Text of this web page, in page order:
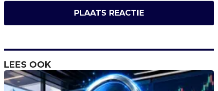
PLAATS REACTIE
LEES OOK